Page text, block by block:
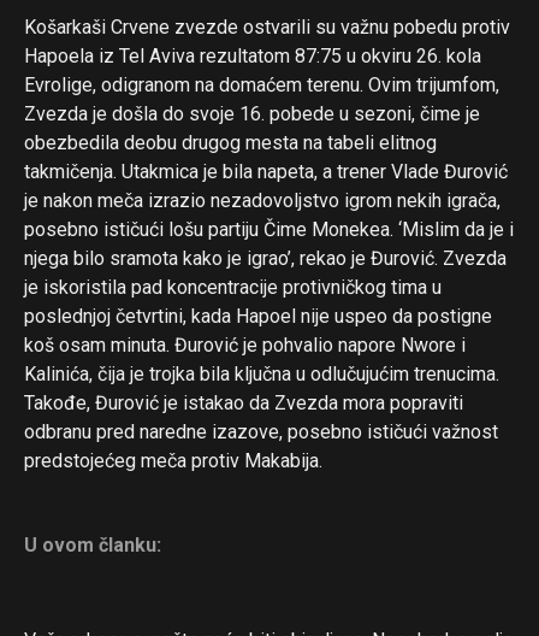
Košarkaši Crvene zvezde ostvarili su važnu pobedu protiv
Hapoela iz Tel Aviva rezultatom 87:75 u okviru 26. kola
Evrolige, odigranom na domaćem terenu. Ovim trijumfom,
Zvezda je došla do svoje 16. pobede u sezoni, čime je
obezbedila deobu drugog mesta na tabeli elitnog
takmičenja. Utakmica je bila napeta, a trener Vlade Đurović
je nakon meča izrazio nezadovoljstvo igrom nekih igrača,
posebno ističući lošu partiju Čime Monekea. ‘Mislim da je i
njega bilo sramota kako je igrao’, rekao je Đurović. Zvezda
je iskoristila pad koncentracije protivničkog tima u
poslednjoj četvrtini, kada Hapoel nije uspeo da postigne
koš osam minuta. Đurović je pohvalio napore Nwore i
Kalinića, čija je trojka bila ključna u odlučujućim trenucima.
Takođe, Đurović je istakao da Zvezda mora popraviti
odbranu pred naredne izazove, posebno ističući važnost
predstojećeg meča protiv Makabija.
U ovom članku: